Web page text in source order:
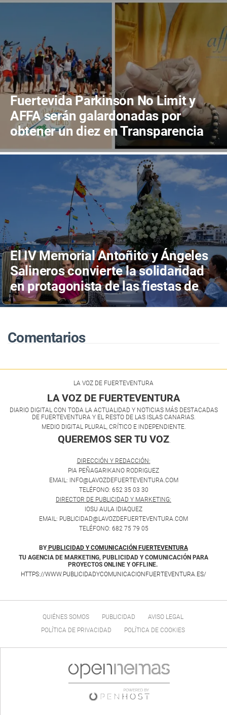
Fuertevida Parkinson No Limit y
AFFA serán galardonadas por
obtener un diez en Transparencia
en Canarias
El IV Memorial Antoñito y Ángeles
Salineros convierte la solidaridad
en protagonista de las fiestas de
Las Salinas del Carmen
Comentarios
LA VOZ DE FUERTEVENTURA
LA VOZ DE FUERTEVENTURA
DIARIO DIGITAL CON TODA LA ACTUALIDAD Y NOTICIAS MÁS DESTACADAS
DE FUERTEVENTURA Y EL RESTO DE LAS ISLAS CANARIAS.
MEDIO DIGITAL PLURAL, CRÍTICO E INDEPENDIENTE.
QUEREMOS SER TU VOZ
DIRECCIÓN Y REDACCIÓN:
PIA PEÑAGARIKANO RODRIGUEZ
EMAIL: INFO@LAVOZDEFUERTEVENTURA.COM
TELÉFONO: 652 35 03 30
DIRECTOR DE PUBLICIDAD Y MARKETING:
IOSU AULA IDIAQUEZ
EMAIL: PUBLICIDAD@LAVOZDEFUERTEVENTURA.COM
TELÉFONO: 682 75 79 05
BY PUBLICIDAD Y COMUNICACIÓN FUERTEVENTURA
TU AGENCIA DE MARKETING, PUBLICIDAD Y COMUNICACIÓN PARA
PROYECTOS ONLINE Y OFFLINE.
HTTPS://WWW.PUBLICIDADYCOMUNICACIONFUERTEVENTURA.ES/
QUIÉNES SOMOS PUBLICIDAD
AVISO LEGAL
POLÍTICA DE PRIVACIDAD
POLÍTICA DE COOKIES